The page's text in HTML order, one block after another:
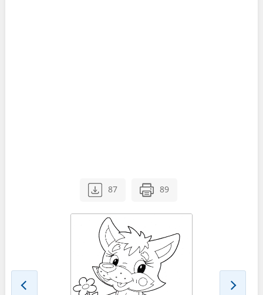
87 89